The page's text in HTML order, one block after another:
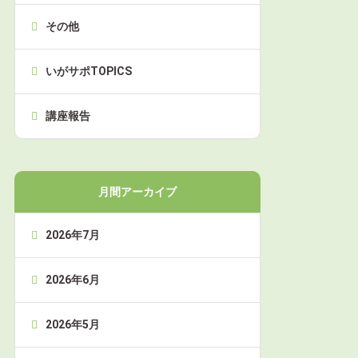
その他
いがサポTOPICS
講座報告
月間アーカイブ
2026年7月
2026年6月
2026年5月